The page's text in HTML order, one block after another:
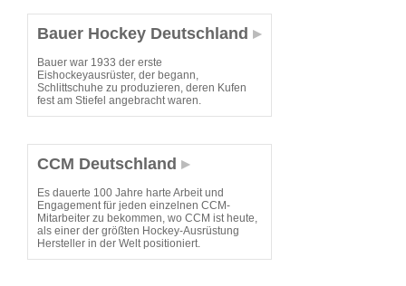
Bauer Hockey Deutschland
Bauer war 1933 der erste
Eishockeyausrüster, der begann,
Schlittschuhe zu produzieren, deren Kufen
fest am Stiefel angebracht waren.
CCM Deutschland
Es dauerte 100 Jahre harte Arbeit und
Engagement für jeden einzelnen CCM-
Mitarbeiter zu bekommen, wo CCM ist heute,
als einer der größten Hockey-Ausrüstung
Hersteller in der Welt positioniert.